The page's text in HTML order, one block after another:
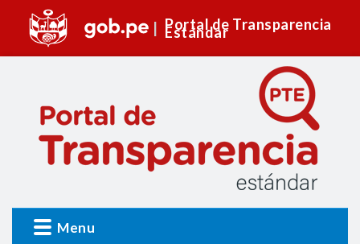
Portal de Transparencia
Estándar
Menu